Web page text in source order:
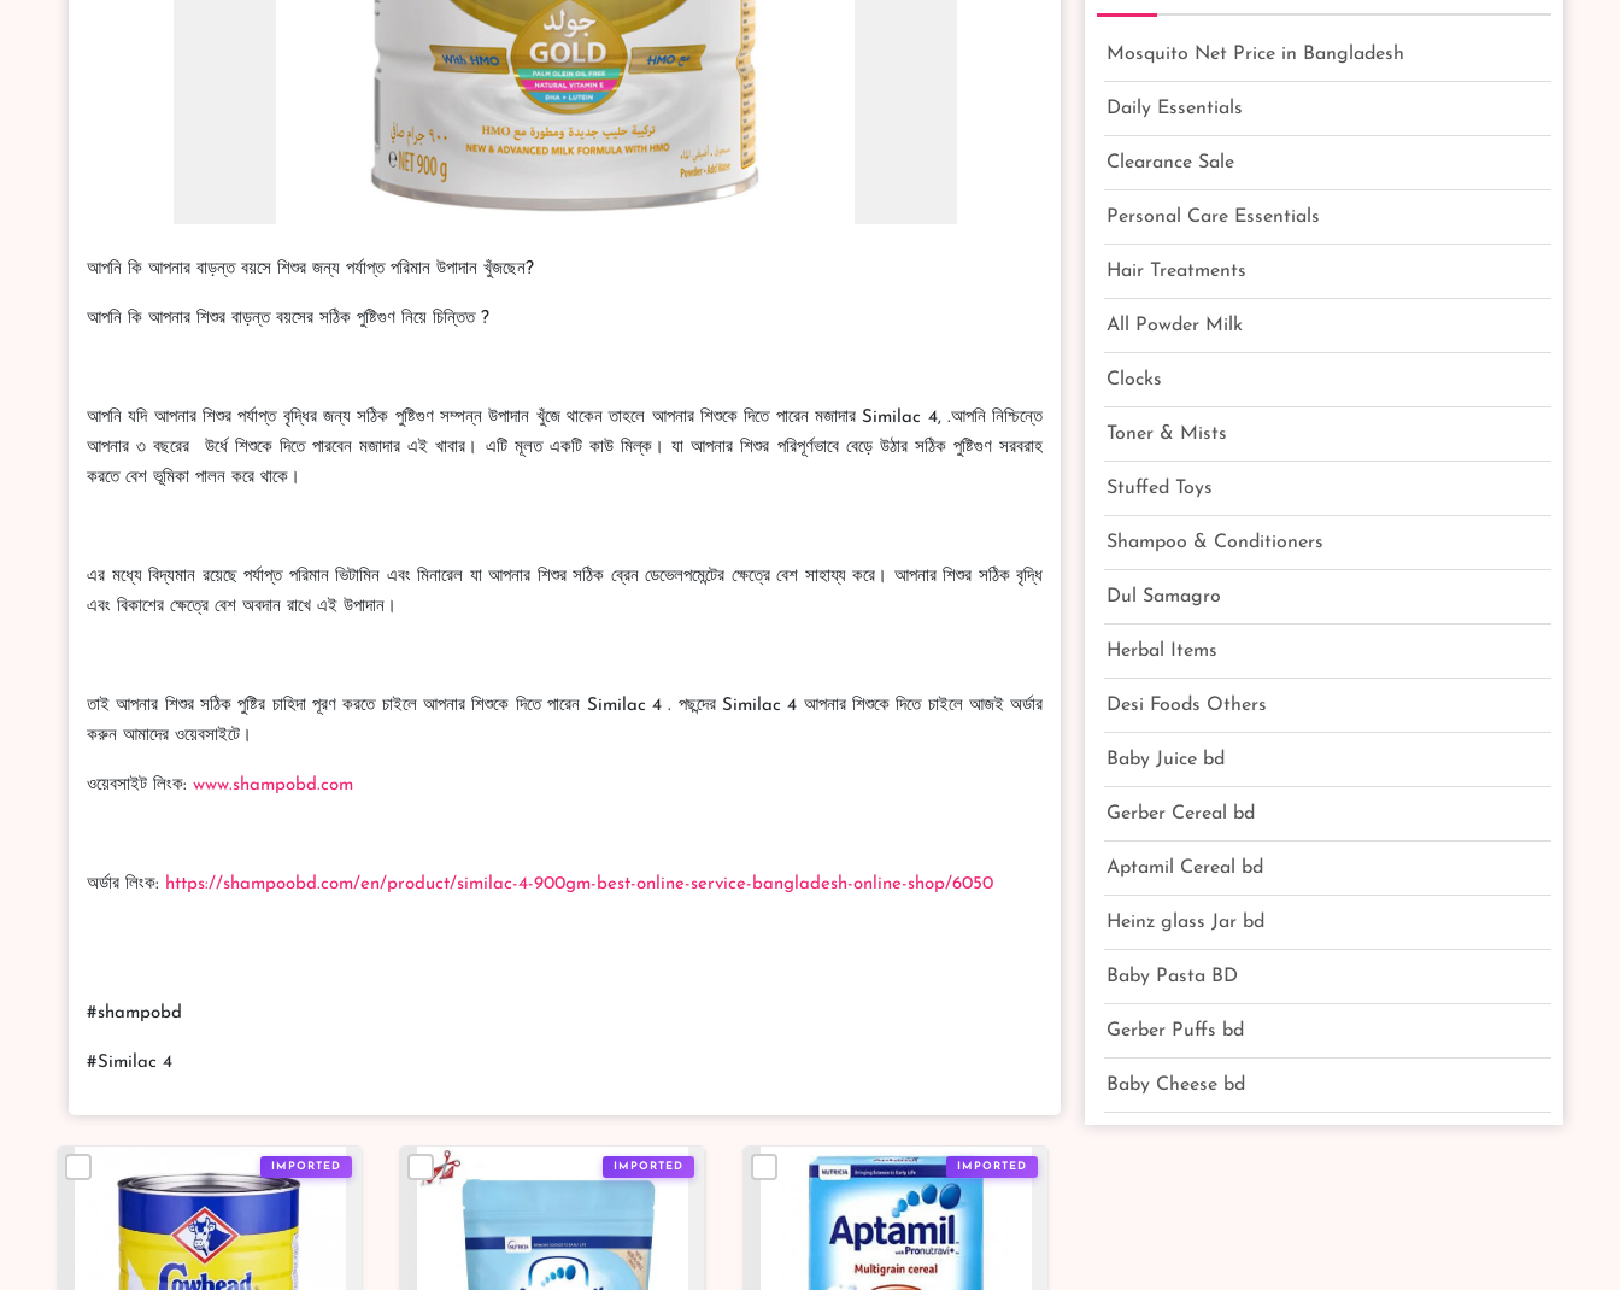
আপনি কি আপনার বাড়ন্ত বয়সে শিশুর জন্য পর্যাপ্ত পরিমান উপাদান খুঁজছেন?
আপনি কি আপনার শিশুর বাড়ন্ত বয়সের সঠিক পুষ্টিগুণ নিয়ে চিন্তিত ?
আপনি যদি আপনার শিশুর পর্যাপ্ত বৃদ্ধির জন্য সঠিক পুষ্টিগুণ সম্পন্ন উপাদান খুঁজে থাকেন তাহলে আপনার শিশুকে দিতে পারেন মজাদার Similac 4, .আপনি নিশ্চিন্তে
আপনার ৩ বছরের উর্ধে শিশুকে দিতে পারবেন মজাদার এই খাবার। এটি মূলত একটি কাউ মিল্ক। যা আপনার শিশুর পরিপূর্ণভাবে বেড়ে উঠার সঠিক পুষ্টিগুণ সরবরাহ
করতে বেশ ভূমিকা পালন করে থাকে।
এর মধ্যে বিদ্যমান রয়েছে পর্যাপ্ত পরিমান ভিটামিন এবং মিনারেল যা আপনার শিশুর সঠিক ব্রেন ডেভেলপমেন্টের ক্ষেত্রে বেশ সাহায্য করে। আপনার শিশুর সঠিক বৃদ্ধি
এবং বিকাশের ক্ষেত্রে বেশ অবদান রাখে এই উপাদান।
তাই আপনার শিশুর সঠিক পুষ্টির চাহিদা পূরণ করতে চাইলে আপনার শিশুকে দিতে পারেন Similac 4 . পছন্দের Similac 4 আপনার শিশুকে দিতে চাইলে আজই অর্ডার
করুন আমাদের ওয়েবসাইটে।
ওয়েবসাইট লিংক: www.shampobd.com
অর্ডার লিংক: https://shampoobd.com/en/product/similac-4-900gm-best-online-service-bangladesh-online-shop/6050
#shampobd
#Similac 4
IMPORTED IMPORTED IMPORTED
Mosquito Net Price in Bangladesh
Daily Essentials
Clearance Sale
Personal Care Essentials
Hair Treatments
All Powder Milk
Clocks
Toner & Mists
Stuffed Toys
Shampoo & Conditioners
Dul Samagro
Herbal Items
Desi Foods Others
Baby Juice bd
Gerber Cereal bd
Aptamil Cereal bd
Heinz glass Jar bd
Baby Pasta BD
Gerber Puffs bd
Baby Cheese bd